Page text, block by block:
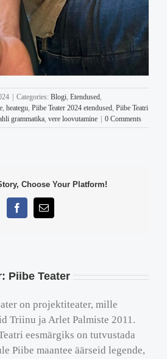
Categories: Blogi, Etendused,
, heategu, Piibe Teater 2024 etendused, Piibe Teatri
grammatika, vere loovutamine 0 Comments
Choose Your Platform!
FacebookEmail
Piibe Teater
on projektiteater, mille
Triinu ja Arlet Palmiste 2011.
eesmärgiks on tutvustada
Piibe maantee äärseid legende,